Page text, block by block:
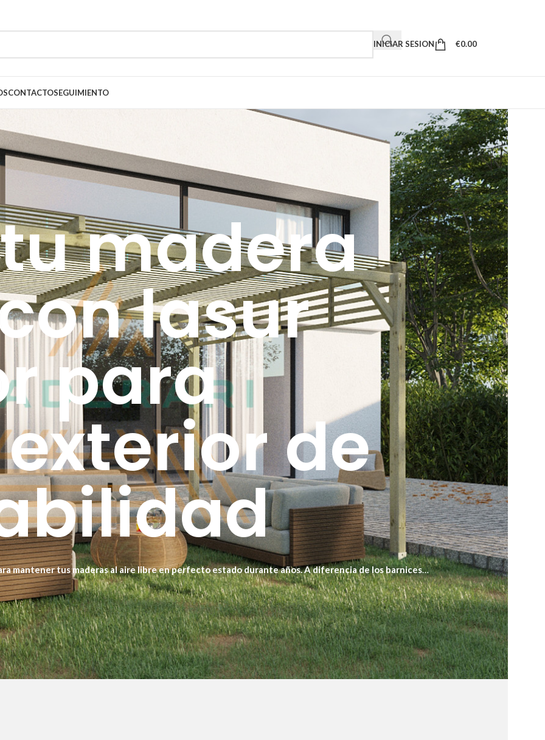
INICIAR SESION €0.00
CONTACTOSEGUIMIENTO
madera
lasur
para
de
mantener tus maderas al aire libre en perfecto estado durante años. A diferencia de los barnices
desde el interior contra la humedad, los rayos UV y los hongos. Con nuestra aplicación profesional,
constante.